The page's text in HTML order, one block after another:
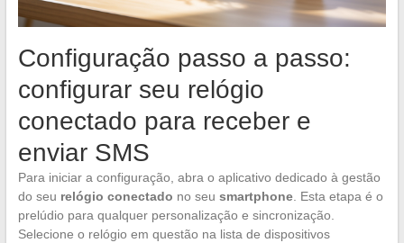
Configuração passo a passo:
configurar seu relógio
conectado para receber e
enviar SMS
Para iniciar a configuração, abra o aplicativo dedicado à gestão
do seu relógio conectado no seu smartphone. Esta etapa é o
prelúdio para qualquer personalização e sincronização.
Selecione o relógio em questão na lista de dispositivos